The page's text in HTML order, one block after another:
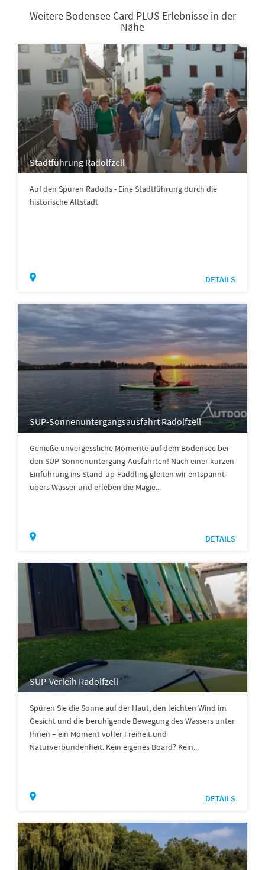
Weitere Bodensee Card PLUS Erlebnisse in der
Nähe
Stadtführung Radolfzell
Auf den Spuren Radolfs - Eine Stadtführung durch die
historische Altstadt
DETAILS
SUP-Sonnenuntergangsausfahrt Radolfzell
Genieße unvergessliche Momente auf dem Bodensee bei
den SUP-Sonnenuntergang-Ausfahrten! Nach einer kurzen
Einführung ins Stand-up-Paddling gleiten wir entspannt
übers Wasser und erleben die Magie...
DETAILS
SUP-Verleih Radolfzell
Spüren Sie die Sonne auf der Haut, den leichten Wind im
Gesicht und die beruhigende Bewegung des Wassers unter
Ihnen – ein Moment voller Freiheit und
Naturverbundenheit. Kein eigenes Board? Kein...
DETAILS